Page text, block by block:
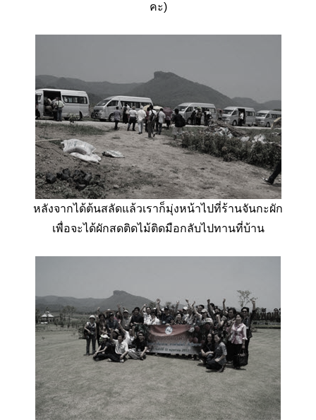
คะ)
หลังจากได้ต้นสลัดแล้วเราก็มุ่งหน้าไปที่ร้านจันกะผัก
เพื่อจะได้ผักสดติดไม้ติดมือกลับไปทานที่บ้าน